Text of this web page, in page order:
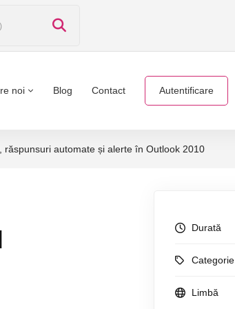
noi Blog Contact Autentificare
automate și alerte în Outlook 2010
Durată
Categorie
Limbă